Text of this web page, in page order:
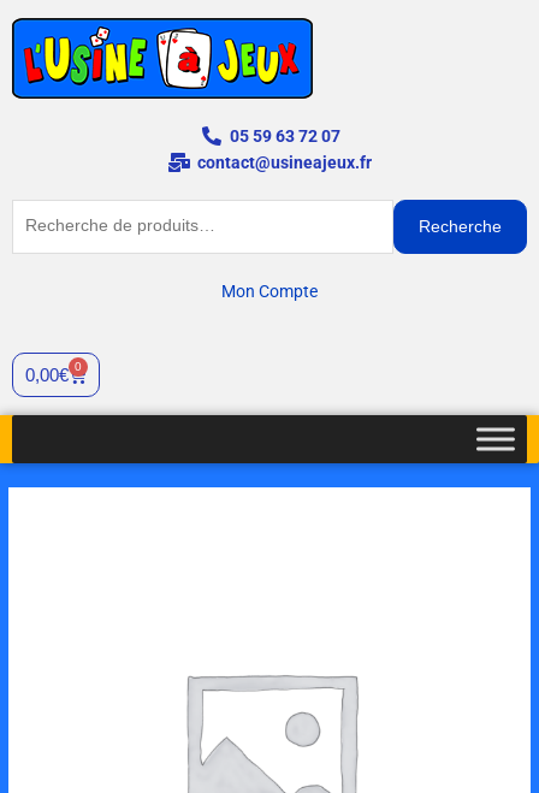
contenu
05 59 63 72 07
contact@usineajeux.fr
Recherche
Mon Compte
0,00€ 0
Panier